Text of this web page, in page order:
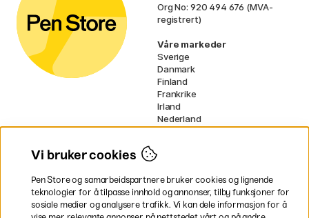
Org No: 920 494 676 (MVA-
registrert)
Våre markeder
Sverige
Danmark
Finland
Frankrike
Irland
Nederland
Tyskland
* Spesifikkefraktvilkårgjelder for
voluminøse varer.
Vi bruker cookies
Pen Store og samarbeidspartnere bruker cookies og lignende
teknologier for å tilpasse innhold og annonser, tilby funksjoner for
sosiale medier og analysere trafikk. Vi kan dele informasjon for å